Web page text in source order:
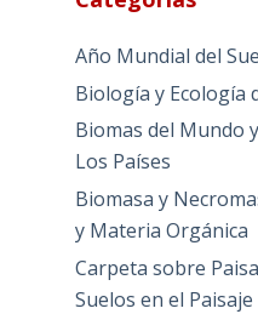
Año Mundial del
Biología y Ecología
Biomas del Mundo
Los Países
Biomasa y
y Materia Orgánica
Carpeta sobre
Suelos en el Paisaje